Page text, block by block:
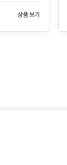
상품 보기